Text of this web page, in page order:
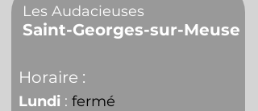
Horaire :
Lundi : fermé
Les Audacieuses
Saint-Georges-sur-Meuse